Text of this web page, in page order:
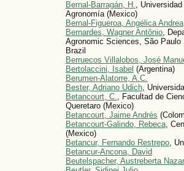
Bernal-Barragán, H.,
Agronomía (Mexico)
Bernal-Figueroa, Angélica Andrea
Bernardes, Wagner Antônio,
Agronomic Sciences, São
Brazil
Berruecos Villalobos, José
Bertolaccini, Isabel (Argentina)
Berumen-Alatorre, A.C.
Bester, Adriano Udich,
Betancourt, C., Facultad de
Queretaro (Mexico)
Betancourt, Jaime Andrés
Betancourt-Galindo, Rebeca,
(Mexico)
Betancur, Fernando Restrepo,
Betancur-Ancona, David
Beutelspacher, Austreberta Nazar